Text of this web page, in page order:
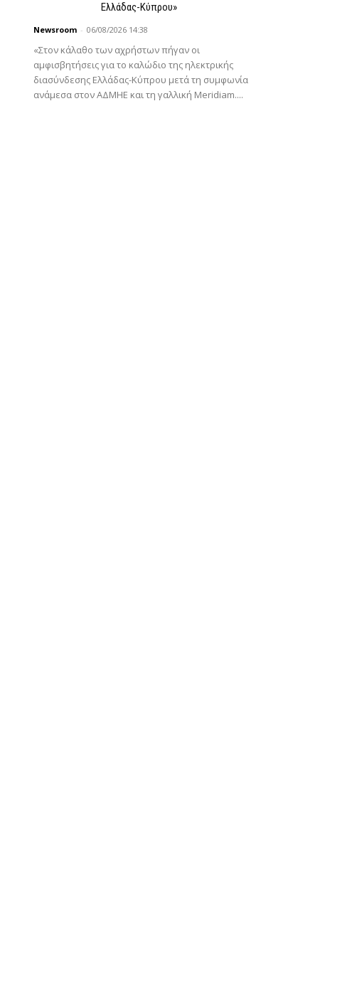
Ελλάδας-Κύπρου»
Newsroom - 06/08/2026 14:38
«Στον κάλαθο των αχρήστων πήγαν οι
αμφισβητήσεις για το καλώδιο της ηλεκτρικής
διασύνδεσης Ελλάδας-Κύπρου μετά τη συμφωνία
ανάμεσα στον ΑΔΜΗΕ και τη γαλλική Meridiam....